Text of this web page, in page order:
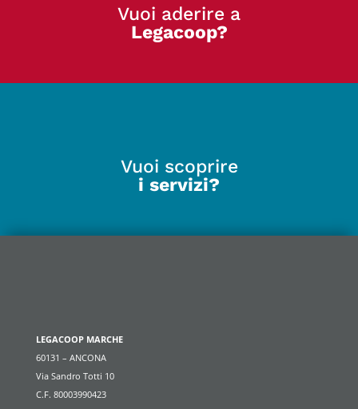
Vuoi aderire a
Legacoop?
Vuoi scoprire
i servizi?
LEGACOOP MARCHE
60131 – ANCONA
Via Sandro Totti 10
C.F. 80003990423